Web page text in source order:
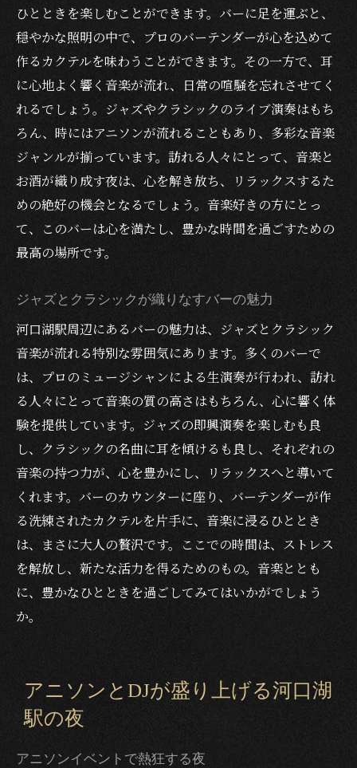
ひとときを楽しむことができます。バーに足を運ぶと、
穏やかな照明の中で、プロのバーテンダーが心を込めて
作るカクテルを味わうことができます。その一方で、耳
に心地よく響く音楽が流れ、日常の喧騒を忘れさせてく
れるでしょう。ジャズやクラシックのライブ演奏はもち
ろん、時にはアニソンが流れることもあり、多彩な音楽
ジャンルが揃っています。訪れる人々にとって、音楽と
お酒が織り成す夜は、心を解き放ち、リラックスするた
めの絶好の機会となるでしょう。音楽好きの方にとっ
て、このバーは心を満たし、豊かな時間を過ごすための
最高の場所です。
ジャズとクラシックが織りなすバーの魅力
河口湖駅周辺にあるバーの魅力は、ジャズとクラシック
音楽が流れる特別な雰囲気にあります。多くのバーで
は、プロのミュージシャンによる生演奏が行われ、訪れ
る人々にとって音楽の質の高さはもちろん、心に響く体
験を提供しています。ジャズの即興演奏を楽しむも良
し、クラシックの名曲に耳を傾けるも良し、それぞれの
音楽の持つ力が、心を豊かにし、リラックスへと導いて
くれます。バーのカウンターに座り、バーテンダーが作
る洗練されたカクテルを片手に、音楽に浸るひととき
は、まさに大人の贅沢です。ここでの時間は、ストレス
を解放し、新たな活力を得るためのもの。音楽ととも
に、豊かなひとときを過ごしてみてはいかがでしょう
か。
アニソンとDJが盛り上げる河口湖
駅の夜
アニソンイベントで熱狂する夜